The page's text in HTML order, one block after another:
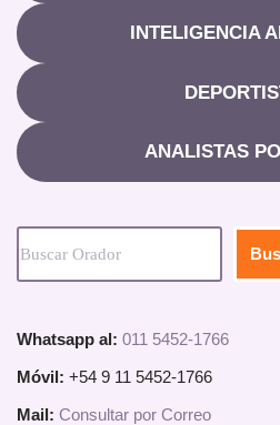
INTELIGENCIA
ANALISTAS
Whatsapp al: 011 5452-1766
Móvil: +54 9 11 5452-1766
Mail: Consultar por Correo